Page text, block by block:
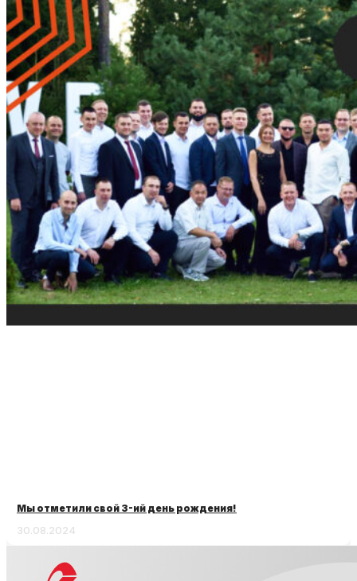
Мы отметили свой 3-ий день рождения!
30.08.2024